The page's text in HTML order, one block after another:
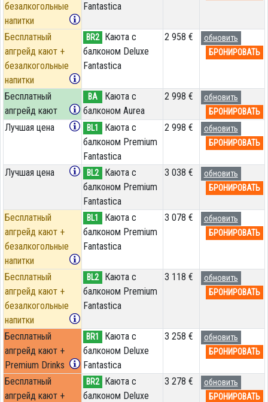
безалкогольные
напитки
Fantastica
Бесплатный
апгрейд кают +
безалкогольные
напитки
BR2
Каюта с
балконом Deluxe
Fantastica
2 958 €
обновить
БРОНИРОВАТЬ
Бесплатный
апгрейд кают
BA
Каюта с
балконом Aurea
2 998 €
обновить
БРОНИРОВАТЬ
Лучшая цена BL1
Каюта с
балконом Premium
Fantastica
2 998 €
обновить
БРОНИРОВАТЬ
Лучшая цена BL2
Каюта с
балконом Premium
Fantastica
3 038 €
обновить
БРОНИРОВАТЬ
Бесплатный
апгрейд кают +
безалкогольные
напитки
BL1
Каюта с
балконом Premium
Fantastica
3 078 €
обновить
БРОНИРОВАТЬ
Бесплатный
апгрейд кают +
безалкогольные
напитки
BL2
Каюта с
балконом Premium
Fantastica
3 118 €
обновить
БРОНИРОВАТЬ
Бесплатный
апгрейд кают +
Premium Drinks
BR1
Каюта с
балконом Deluxe
Fantastica
3 258 €
обновить
БРОНИРОВАТЬ
Бесплатный
апгрейд кают +
BR2
Каюта с
балконом Deluxe
3 278 €
обновить
БРОНИРОВАТЬ